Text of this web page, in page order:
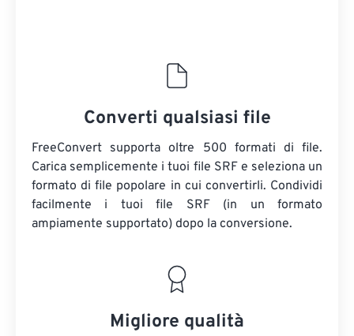
Converti qualsiasi file
FreeConvert supporta oltre 500 formati di file.
Carica semplicemente i tuoi file SRF e seleziona un
formato di file popolare in cui convertirli. Condividi
facilmente i tuoi file SRF (in un formato
ampiamente supportato) dopo la conversione.
Migliore qualità